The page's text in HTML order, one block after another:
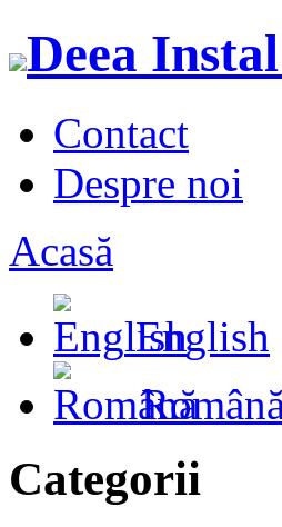
Deea
Contact
Despre noi
Acasă
English
Categorii